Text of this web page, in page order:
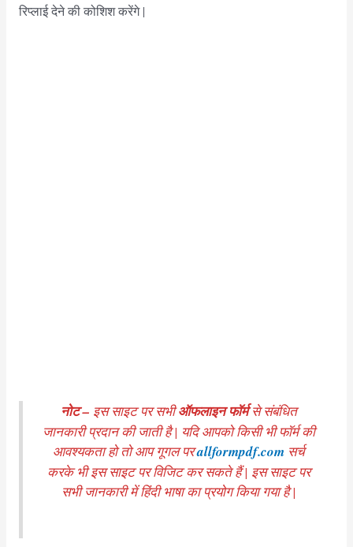
रिप्लाई देने की कोशिश करेंगे |
नोट – इस साइट पर सभीऑफलाइन फॉर्मसे संबंधित
जानकारी प्रदान की जाती है | यदि आपको किसी भी फॉर्म की
आवश्यकता हो तो आप गूगल परallformpdf.com सर्च
करके भी इस साइट पर विजिट कर सकते हैं | इस साइट पर
सभी जानकारी में हिंदी भाषा का प्रयोग किया गया है |